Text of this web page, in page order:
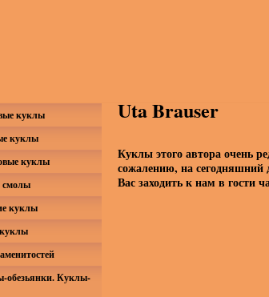
Uta Brauser
Куклы этого автора очень
сожалению, на сегодняшний
Вас заходить к нам в гости
куклы
куклы
куклы
куклы
обезьянки. Куклы-